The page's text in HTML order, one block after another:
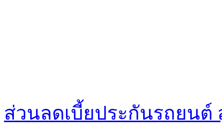
ส่วนลดเบี้ยประกันรถยนต์